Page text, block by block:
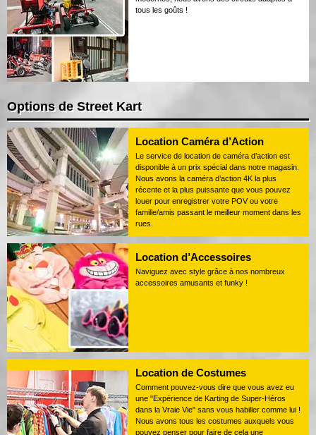
tous les goûts !
Options de Street Kart
Location Caméra d’Action
Le service de location de caméra d’action est
disponible à un prix spécial dans notre magasin.
Nous avons la caméra d’action 4K la plus
récente et la plus puissante que vous pouvez
louer pour enregistrer votre POV ou votre
famille/amis passant le meilleur moment dans les
rues.
Location d’Accessoires
Naviguez avec style grâce à nos nombreux
accessoires amusants et funky !
Location de Costumes
Comment pouvez-vous dire que vous avez eu
une "Expérience de Karting de Super-Héros
dans la Vraie Vie" sans vous habiller comme lui !
Nous avons tous les costumes auxquels vous
pouvez penser pour faire de cela une